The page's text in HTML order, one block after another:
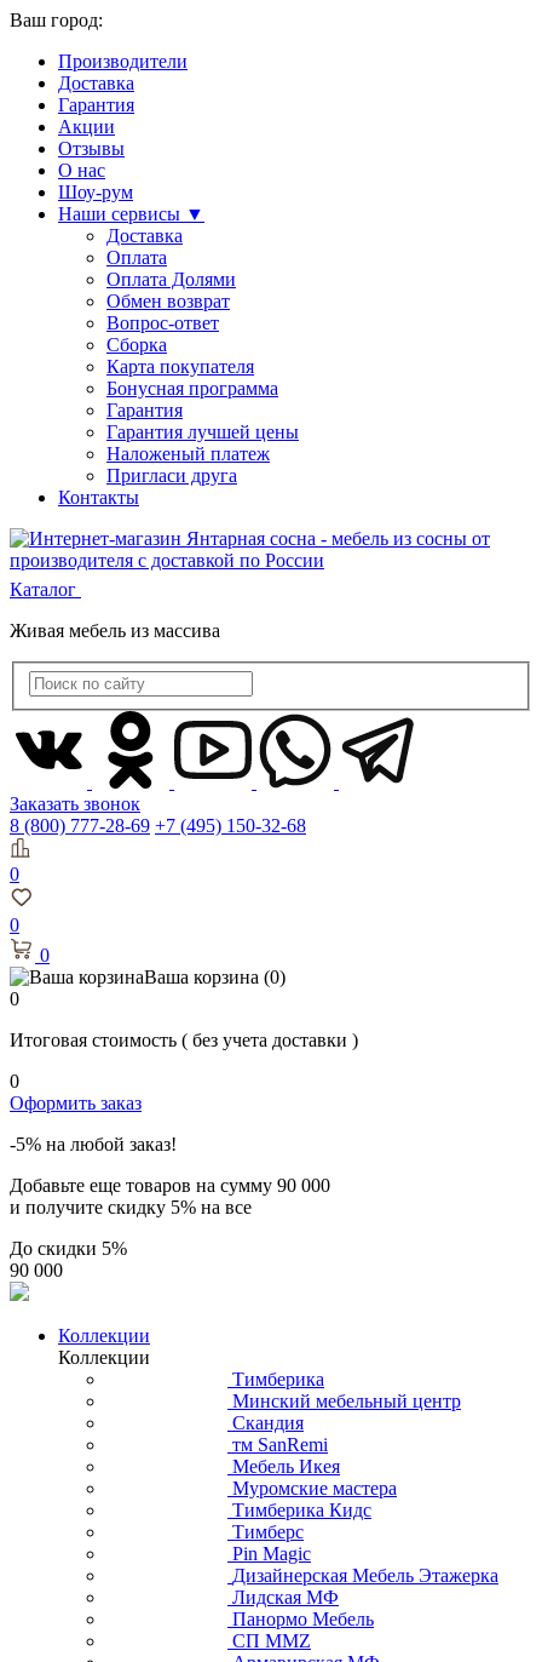
Ваш город:
Производители
Доставка
Гарантия
Акции
Отзывы
О нас
Шоу-рум
Наши сервисы ▼
Доставка
Оплата
Оплата Долями
Обмен возврат
Вопрос-ответ
Сборка
Карта покупателя
Бонусная программа
Гарантия
Гарантия лучшей цены
Наложеный платеж
Пригласи друга
Контакты
Каталог
Живая мебель из массива
Заказать звонок
8 (800) 777-28-69 +7 (495) 150-32-68
0
0
0
Ваша корзина (0)
0
Итоговая стоимость ( без учета доставки )
0
Оформить заказ
-5% на любой заказ!
Добавьте еще товаров на сумму 90 000
и получите скидку 5% на все
До скидки 5%
90 000
Коллекции
Коллекции
Тимберика
Минский мебельный центр
Скандия
тм SanRemi
Мебель Икея
Муромские мастера
Тимберика Кидс
Тимберс
Pin Magic
Дизайнерская Мебель Этажерка
Лидская МФ
Панормо Мебель
СП ММZ